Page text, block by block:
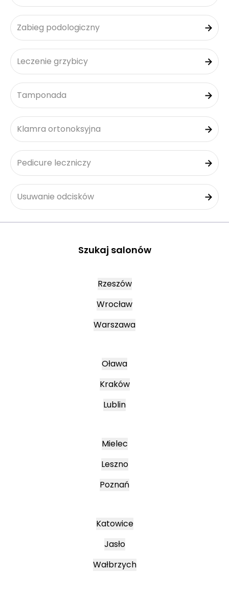
Zabieg podologiczny
Leczenie grzybicy
Tamponada
Klamra ortonoksyjna
Pedicure leczniczy
Usuwanie odcisków
Szukaj salonów
Rzeszów
Wrocław
Warszawa
Oława
Kraków
Lublin
Mielec
Leszno
Poznań
Katowice
Jasło
Wałbrzych